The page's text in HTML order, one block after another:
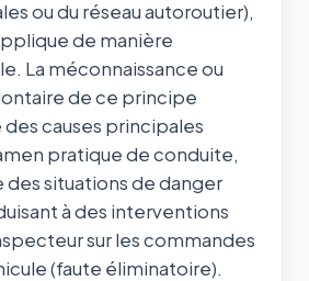
ou du réseau autoroutier),
de manière
La méconnaissance ou
de ce principe
causes principales
pratique de conduite,
des situations de danger
à des interventions
sur les commandes
(faute éliminatoire).